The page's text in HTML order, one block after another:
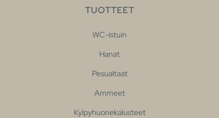
TUOTTEET
WC-istuin
Hanat
Pesualtaat
Ammeet
Kylpyhuonekalusteet